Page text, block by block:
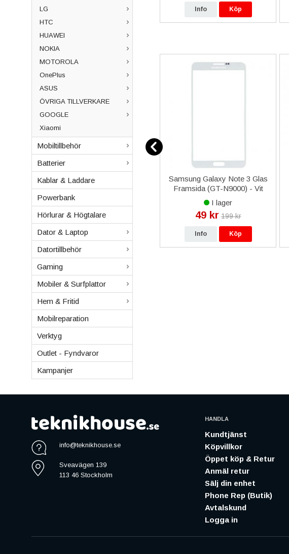
LG
HTC
HUAWEI
NOKIA
MOTOROLA
OnePlus
ASUS
ÖVRIGA TILLVERKARE
GOOGLE
Xiaomi
Mobiltillbehör
Batterier
Kablar & Laddare
Powerbank
Hörlurar & Högtalare
Dator & Laptop
Datortillbehör
Gaming
Mobiler & Surfplattor
Hem & Fritid
Mobilreparation
Verktyg
Outlet - Fyndvaror
Kampanjer
Info Köp
iPhone 13 Pro Max
Plånboksfodral i Äkta Läder -
299 kr 349 kr
Info
Samsung Galaxy Note 3 Glas
Framsida (GT-N9000) - Vit
I lager
49 kr 199 kr
Info Köp
info@teknikhouse.se
Sveavägen 139
113 46 Stockholm
HANDLA
Kundtjänst
Köpvillkor
Öppet köp & Retur
Anmäl retur
Sälj din enhet
Phone Rep (Butik)
Avtalskund
Logga in